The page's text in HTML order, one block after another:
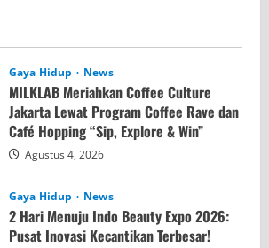
Gaya Hidup News
MILKLAB Meriahkan Coffee Culture
Jakarta Lewat Program Coffee Rave dan
Café Hopping “Sip, Explore & Win”
Agustus 4, 2026
Gaya Hidup News
2 Hari Menuju Indo Beauty Expo 2026:
Pusat Inovasi Kecantikan Terbesar!